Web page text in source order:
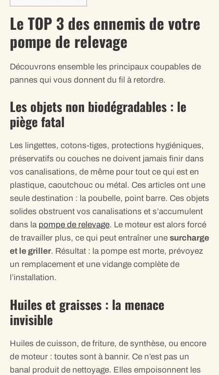
Le TOP 3 des ennemis de votre
pompe de relevage
Découvrons ensemble les principaux coupables de
pannes qui vous donnent du fil à retordre.
Les objets non biodégradables : le
piège fatal
Les lingettes, cotons-tiges, protections hygiéniques,
préservatifs ou couches ne doivent jamais finir dans
vos canalisations, de même pour tout ce qui est en
plastique, caoutchouc ou métal. Ces articles ont une
seule destination : la poubelle, point barre. Ces objets
solides obstruent vos canalisations et s’accumulent
dans la pompe de relevage. Le moteur est alors forcé
de travailler plus, ce qui peut entraîner une surcharge
et le griller. Résultat : la pompe est morte, prévoyez
un remplacement et une vidange complète de
l’installation.
Huiles et graisses : la menace
invisible
Huiles de cuisson, de friture, de synthèse, ou encore
de moteur : toutes sont à bannir. Ce n’est pas un
banal produit de nettoyage. Elles empoisonnent les